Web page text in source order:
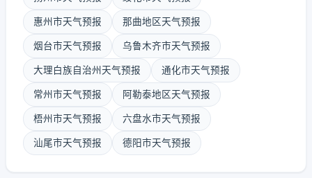
惠州市天气预报 那曲地区天气预报
烟台市天气预报 乌鲁木齐市天气预报
大理白族自治州天气预报 通化市天气预报
常州市天气预报 阿勒泰地区天气预报
梧州市天气预报 六盘水市天气预报
汕尾市天气预报 德阳市天气预报